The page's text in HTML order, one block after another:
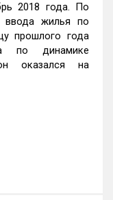
2018 года. По
ввода жилья по
прошлого года
по динамике
оказался на